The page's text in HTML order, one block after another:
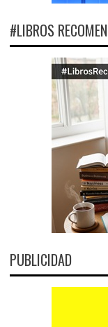
#LIBROS
PUBLICIDAD